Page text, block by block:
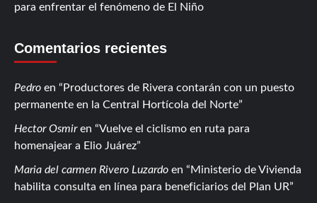
para enfrentar el fenómeno de El Niño
Comentarios recientes
Pedro en
Productores de Rivera contarán con un puesto
permanente en la Central Hortícola del Norte
Hector Osmiren
Vuelve el ciclismo en ruta para
homenajear a Elio Juárez
Maria del carmen Rivero Luzardo en
Ministerio de Vivienda
habilita consulta en línea para beneficiarios del Plan UR